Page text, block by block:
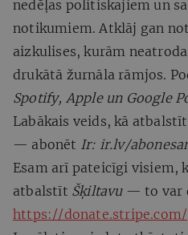
nedēļas politiskajiem un
notikumiem. Atklāj gan
aizkulises, kurām
drukātā žurnāla rāmjos.
Spotify, Apple un Google
Labākais veids, kā
— abonēt Ir: ir.lv/
Esam arī pateicīgi visiem,
atbalstīt Šķiltavu— to var
https://donate.stripe.com/